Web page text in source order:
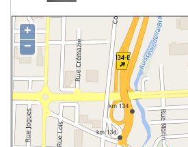
+
−